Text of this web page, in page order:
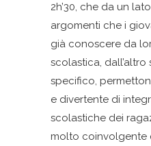
2h’30, che da un
argomenti che i
già conoscere da
scolastica,
specifico,
e divertente di
scolastiche dei
molto coinvolgente